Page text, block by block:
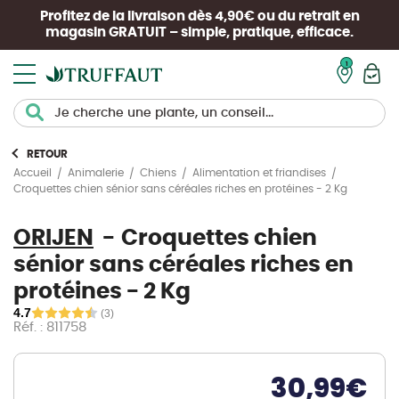
Profitez de la livraison dès 4,90€ ou du retrait en
magasin GRATUIT – simple, pratique, efficace.
RETOUR
Accueil
Animalerie Chiens
Alimentation et friandises
Croquettes chien sénior sans céréales riches en protéines - 2 Kg
ORIJEN
Croquettes chien
sénior sans céréales riches en
protéines - 2 Kg
4.7 (3)
Réf. : 811758
30,99€